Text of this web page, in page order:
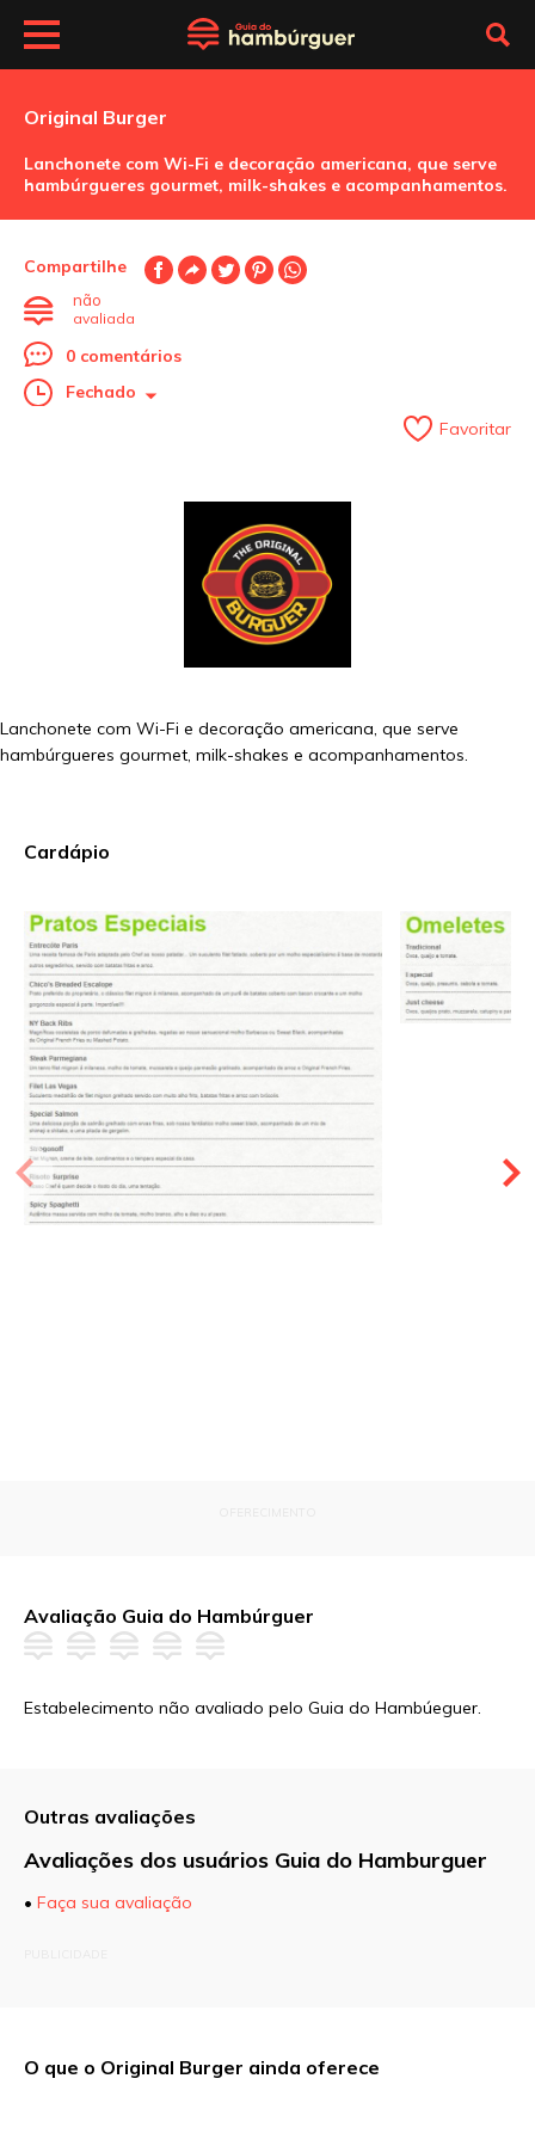
Original Burger
Lanchonete com Wi-Fi e decoração americana, que serve
hambúrgueres gourmet, milk-shakes e acompanhamentos.
Compartilhe
não
avaliada
0 comentários
Fechado
Favoritar
Lanchonete com Wi-Fi e decoração americana, que serve
hambúrgueres gourmet, milk-shakes e acompanhamentos.
Cardápio
Avaliação Guia do Hambúrguer
Estabelecimento não avaliado pelo Guia do Hambúeguer.
Outras avaliações
Avaliações dos usuários Guia do Hamburguer
• Faça sua avaliação
O que o Original Burger ainda oferece